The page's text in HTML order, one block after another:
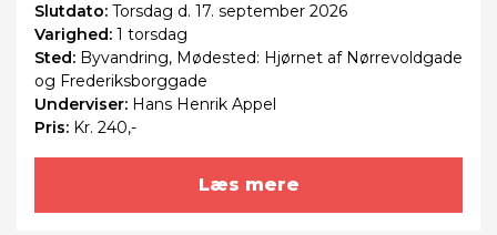
Slutdato: Torsdag d. 17. september 2026
Varighed: 1 torsdag
Sted: Byvandring, Mødested: Hjørnet af Nørrevoldgade
og Frederiksborggade
Underviser: Hans Henrik Appel
Pris: Kr. 240,-
Læs mere